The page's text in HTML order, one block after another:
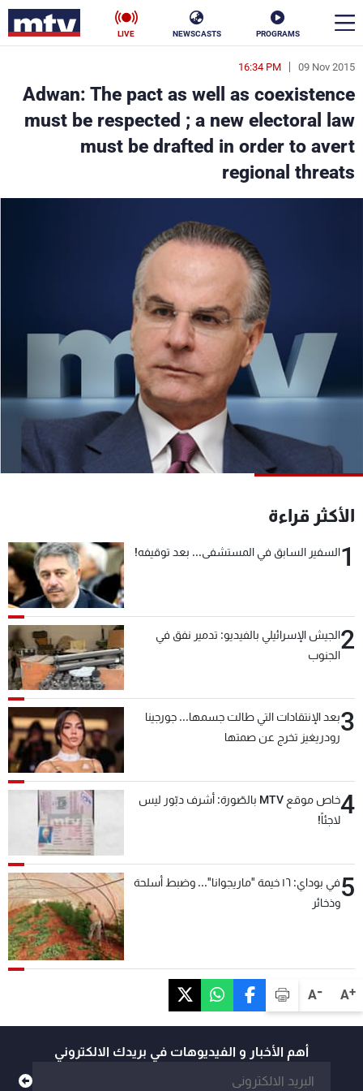
PROGRAMS
NEWSCASTS
LIVE
A+
A-
09 Nov 2015
16:34 PM
Adwan: The pact as well as coexistence
must be respected ; a new electoral law
must be drafted in order to avert
regional threats
الأكثر قراءة
1السفير السابق في المستشفى... بعد توقيفه!
2الجيش الإسرائيلي بالفيديو: تدمير نفق في
الجنوب
3بعد الإنتقادات التي طالت جسمها... جورجينا
رودريغيز تخرج عن صمتها
4
خاص موقع MTV بالصّورة: أشرف دبّور ليس
لاجئاً!
5
في بوداي: ١٦ خيمة "ماريجوانا"... وضبط أسلحة
وذخائر
أهم الأخبار و الفيديوهات في بريدك الالكتروني
en
الأخبار
سياسة ناس
رياضة
البرامج
جدول البرامج
شاهد البرامج
الترددات
عن MTV
الإنـتـاج
وظائف
تواصل معنا